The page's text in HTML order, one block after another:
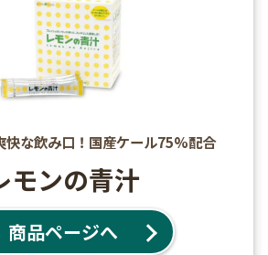
快な飲み口！国産ケール75%配合
モンの青汁
商品ページへ